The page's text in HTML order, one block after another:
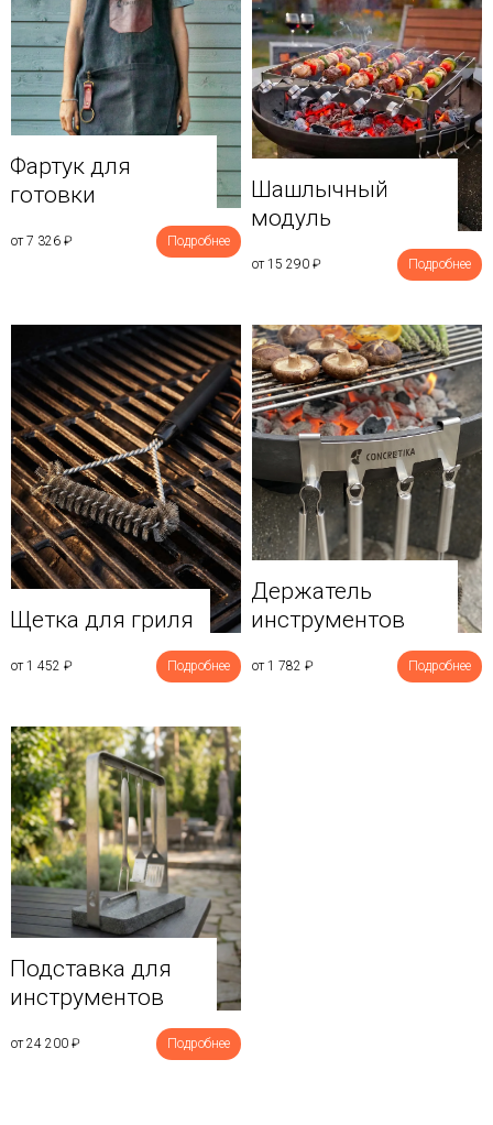
Фартук для
готовки
от 7 326 ₽ Подробнее
Шашлычный
модуль
от 15 290 ₽ Подробнее
Щетка для гриля
от 1 452 ₽ Подробнее
Держатель
инструментов
от 1 782 ₽ Подробнее
Подставка для
инструментов
от 24 200 ₽ Подробнее